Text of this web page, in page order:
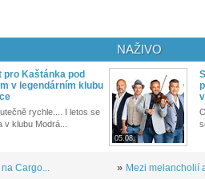
pro Kaštánka pod
v legendárním klubu
rychle.... I letos se
v klubu Modrá...
Cargo...
NAŽIVO
05.08.
» Mezi melancholií